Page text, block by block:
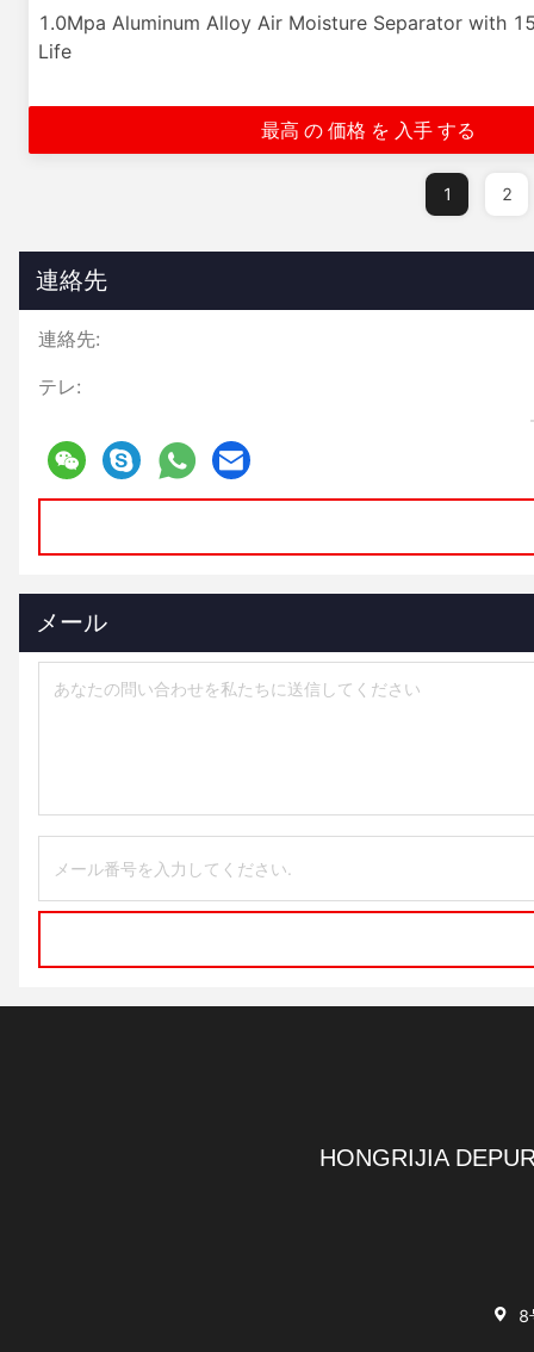
1.0Mpa Aluminum Alloy Air Moisture Separator with
Life
最高 の 価格 を 入手 する
1 2
連絡先
連絡先:
テレ:
メール
HONGRIJIA
8